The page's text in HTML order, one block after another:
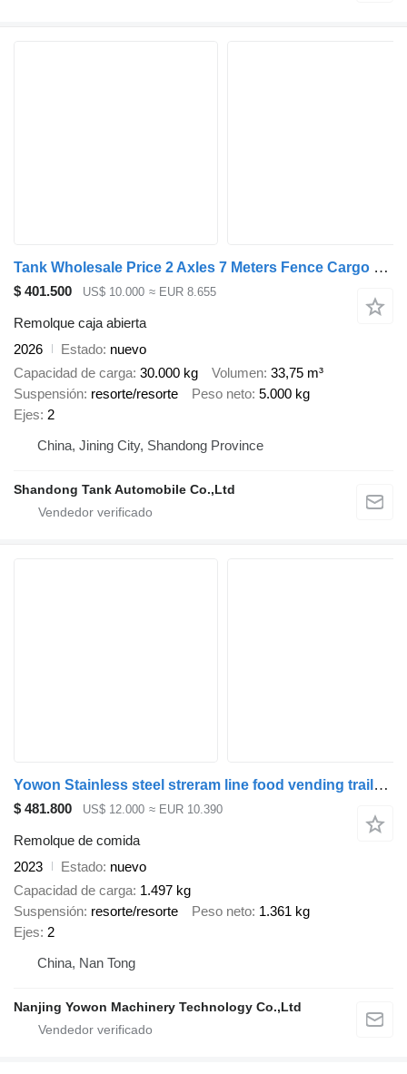
Tank Wholesale Price 2 Axles 7 Meters Fence Cargo Full Trailer Drawba
$ 401.500 US$ 10.000 ≈ EUR 8.655
Remolque caja abierta
2026
Estado nuevo
Capacidad de carga 30.000 kg Volumen 33,75 m³
Suspensión resorte/resorte Peso neto 5.000 kg
Ejes 2
China, Jining City, Shandong Province
Shandong Tank Automobile Co.,Ltd
Yowon Stainless steel streram line food vending trailer factory price
$ 481.800 US$ 12.000 ≈ EUR 10.390
Remolque de comida
2023
Estado nuevo
Capacidad de carga 1.497 kg
Suspensión resorte/resorte Peso neto 1.361 kg
Ejes 2
China, Nan Tong
Nanjing Yowon Machinery Technology Co.,Ltd